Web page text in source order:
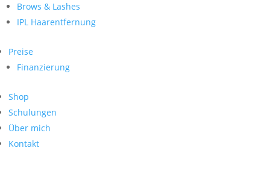
Brows & Lashes
IPL Haarentfernung
Preise
Finanzierung
Shop
Schulungen
Über mich
Kontakt
Anmelden
Feed der Einträge
WordPress.org
Search
nach:
Archive
Kontakt
Impressum
Datenschutz